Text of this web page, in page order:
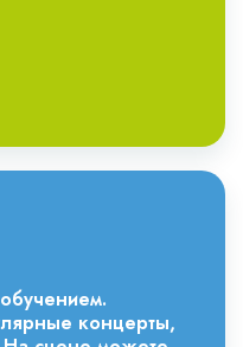
концерты,